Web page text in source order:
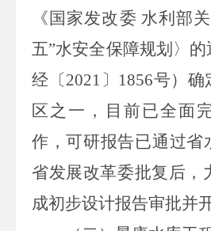
《国家发改委 水利部
五”水安全保障规划〉
经〔2021 〕 1856号）确
区之一，目前已全面
作，可研报告已通过省
省发展改革委批复后，
成初步设计报告审批并